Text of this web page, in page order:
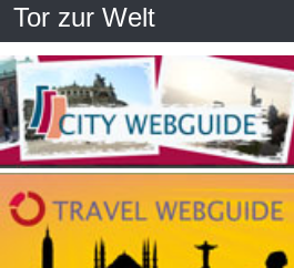
Tor zur Welt